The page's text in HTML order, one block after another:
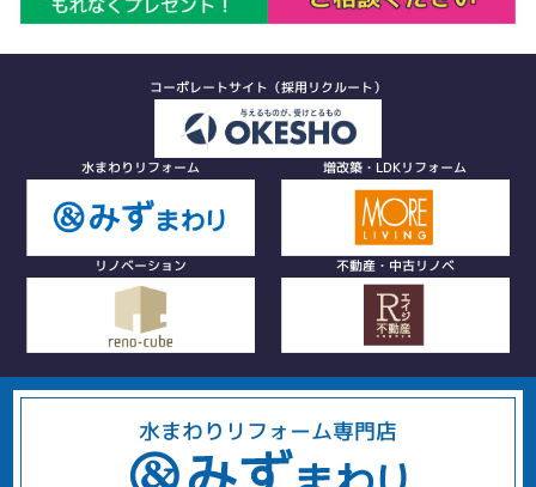
コーポレートサイト（採用リクルート）
水まわりリフォーム 増改築・LDKリフォーム
リノベーション 不動産・中古リノベ
水まわりリフォーム専門店